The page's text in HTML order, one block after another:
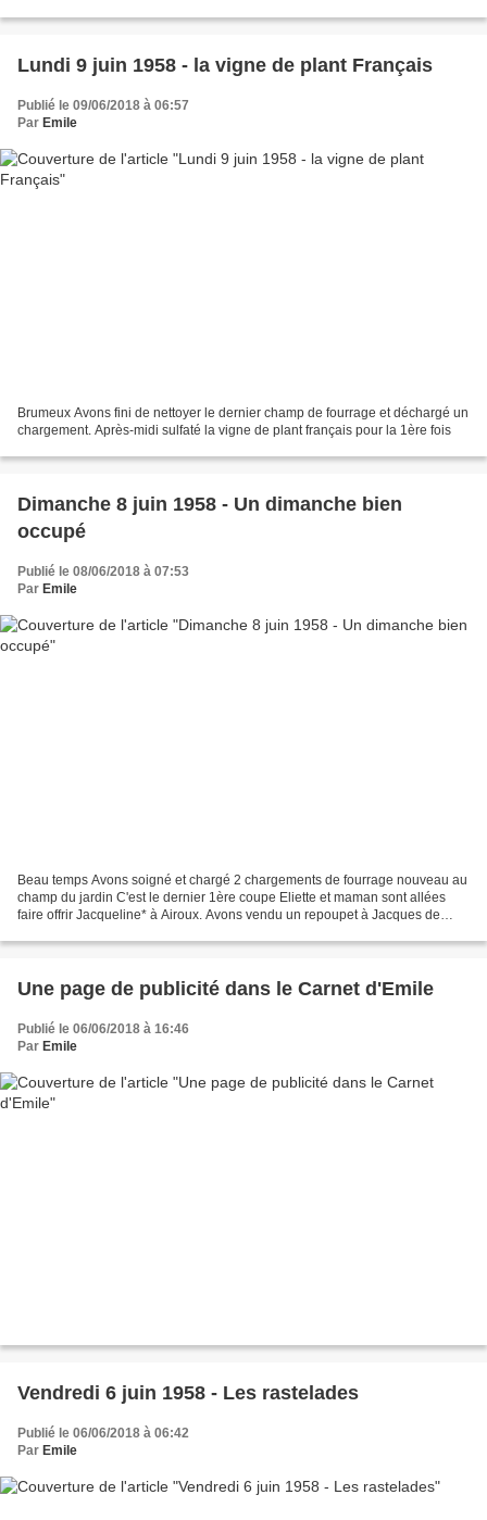
Lundi 9 juin 1958 - la vigne de plant Français
Publié le 09/06/2018 à 06:57
Par Emile
Brumeux Avons fini de nettoyer le dernier champ de fourrage et déchargé un
chargement. Après-midi sulfaté la vigne de plant français pour la 1ère fois
Dimanche 8 juin 1958 - Un dimanche bien
occupé
Publié le 08/06/2018 à 07:53
Par Emile
Beau temps Avons soigné et chargé 2 chargements de fourrage nouveau au
champ du jardin C'est le dernier 1ère coupe Eliette et maman sont allées
faire offrir Jacqueline* à Airoux. Avons vendu un repoupet à Jacques de
Une page de publicité dans le Carnet d'Emile
Publié le 06/06/2018 à 16:46
Par Emile
Vendredi 6 juin 1958 - Les rastelades
Publié le 06/06/2018 à 06:42
Par Emile